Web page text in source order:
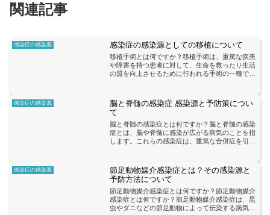
関連記事
感染症の感染源 感染症の感染源としての移植について
移植手術とは何ですか？移植手術は、重篤な疾患
や障害を持つ患者に対して、生命を救ったり生活
の質を向上させるために行われる手術の一種で
植手術は、多くの場合、...
感染症の感染源
脳と脊髄の感染症 感染源と予防策につい
て
脳と脊髄の感染症とは何ですか？脳と脊髄の感染
症とは、脳や脊髄に感染が広がる病気のことを指
します。これらの感染症は、重篤な合併症を引き
があります。細菌による...
感染症の感染源
節足動物媒介感染症とは？その感染源と
予防方法について
節足動物媒介感染症とは何ですか？節足動物媒介
感染症とは何ですか？節足動物媒介感染症は、昆
虫やダニなどの節足動物によって伝染する病気の